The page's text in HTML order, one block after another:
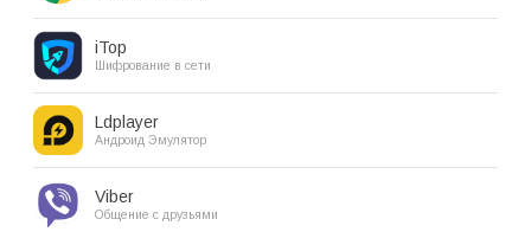
iTop
Шифрование в сети
Ldplayer
Андроид Эмулятор
Viber
Общение с друзьями